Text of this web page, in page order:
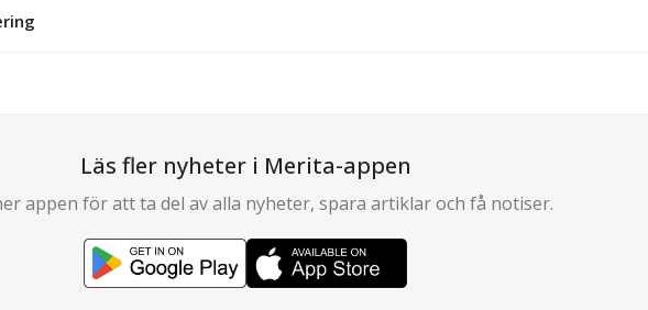
Läs fler nyheter i Merita-appen
appen för att ta del av alla nyheter, spara artiklar och få notiser.